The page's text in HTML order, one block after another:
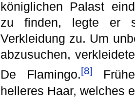
königlichen Palast
zu finden, legte er
Verkleidung zu. Um
abzusuchen,
De Flamingo.[8]
helleres Haar, welches